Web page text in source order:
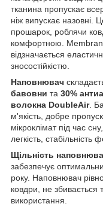
тканина пропускає
ніж випускає
прошарок, роблячи
комфортною.
відзначається
зносостійкістю.
Наповнювач
бавовни та 30%
волокна DoubleAir.
м'якість, добре
мікроклімат під час
легкість, стабільність
Щільність
забезпечує
року. Наповнювач
ковдри, не збивається
використання.